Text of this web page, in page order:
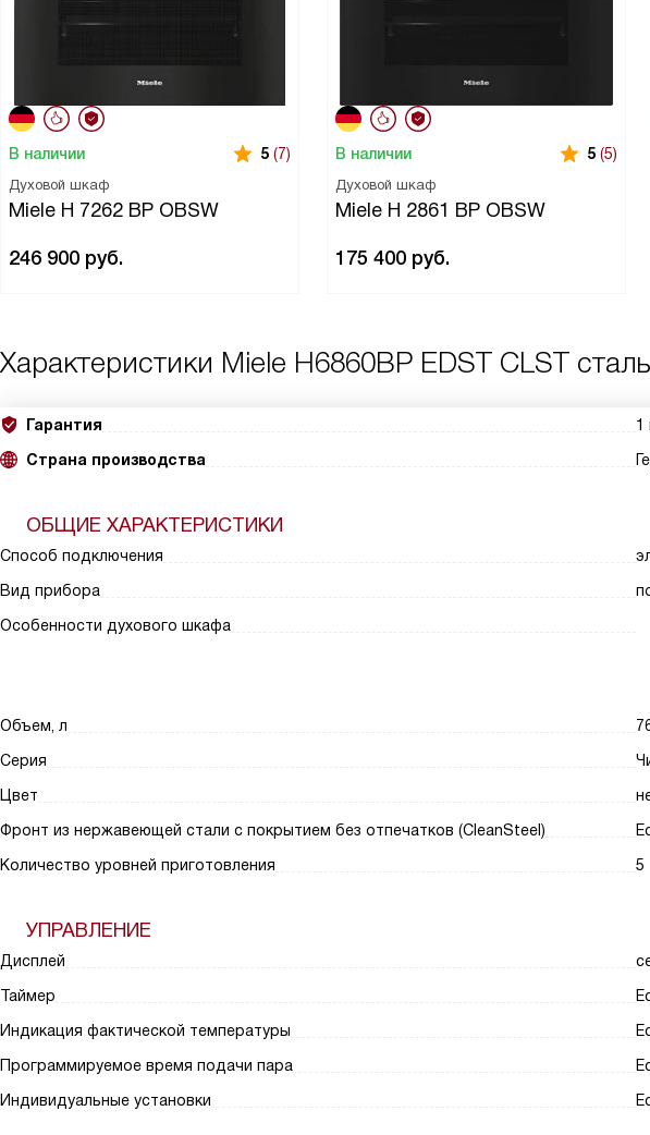
В наличии 5 (7)
Духовой шкаф
Miele H 7262 BP OBSW
246 900 руб.
В наличии 5 (5)
Духовой шкаф
Miele H 2861 BP OBSW
175 400 руб.
Характеристики Miele H6860BP EDST CLST сталь
Гарантия
1
Страна производства
ОБЩИЕ ХАРАКТЕРИСТИКИ
Способ подключения
Вид прибора
Особенности духового шкафа
Объем, л
Серия
Цвет
Фронт из нержавеющей стали с покрытием без отпечатков (CleanSteel)
Количество уровней приготовления
5
УПРАВЛЕНИЕ
Дисплей
Таймер
Индикация фактической температуры
Программируемое время подачи пара
Индивидуальные установки